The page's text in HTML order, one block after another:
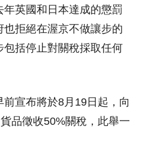
英國和日本達成的懲罰
拒絕在渥京不做讓步的
括停止對關稅採取任何
宣布將於8月19日起，向
品徵收50%關稅，此舉一